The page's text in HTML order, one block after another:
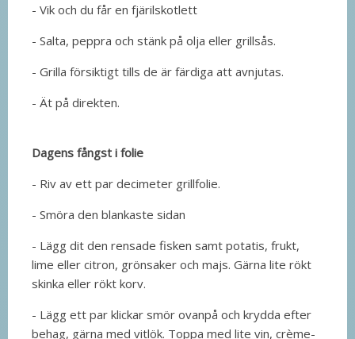
- Vik och du får en fjärilskotlett
- Salta, peppra och stänk på olja eller grillsås.
- Grilla försiktigt tills de är färdiga att avnjutas.
- Ät på direkten.
Dagens fångst i folie
- Riv av ett par decimeter grillfolie.
- Smöra den blankaste sidan
- Lägg dit den rensade fisken samt potatis, frukt,
lime eller citron, grönsaker och majs. Gärna lite rökt
skinka eller rökt korv.
- Lägg ett par klickar smör ovanpå och krydda efter
behag, gärna med vitlök. Toppa med lite vin, crème-